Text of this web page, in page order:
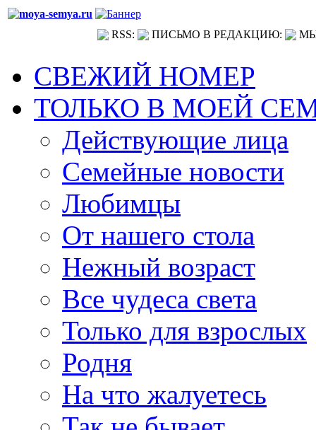
RSS: ПИСЬМО В РЕДАКЦИЮ:
СВЕЖИЙ НОМЕР
ТОЛЬКО В МОЕЙ
Действующие лица
Семейные новости
Любимцы
От нашего стола
Нежный возраст
Все чудеса света
Только для взрослых
Родня
На что жалуетесь